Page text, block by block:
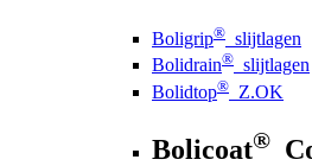
Boligrip® slijtlagen
Bolidrain® slijtlagen
Bolidtop® Z.OK
Bolicoat®